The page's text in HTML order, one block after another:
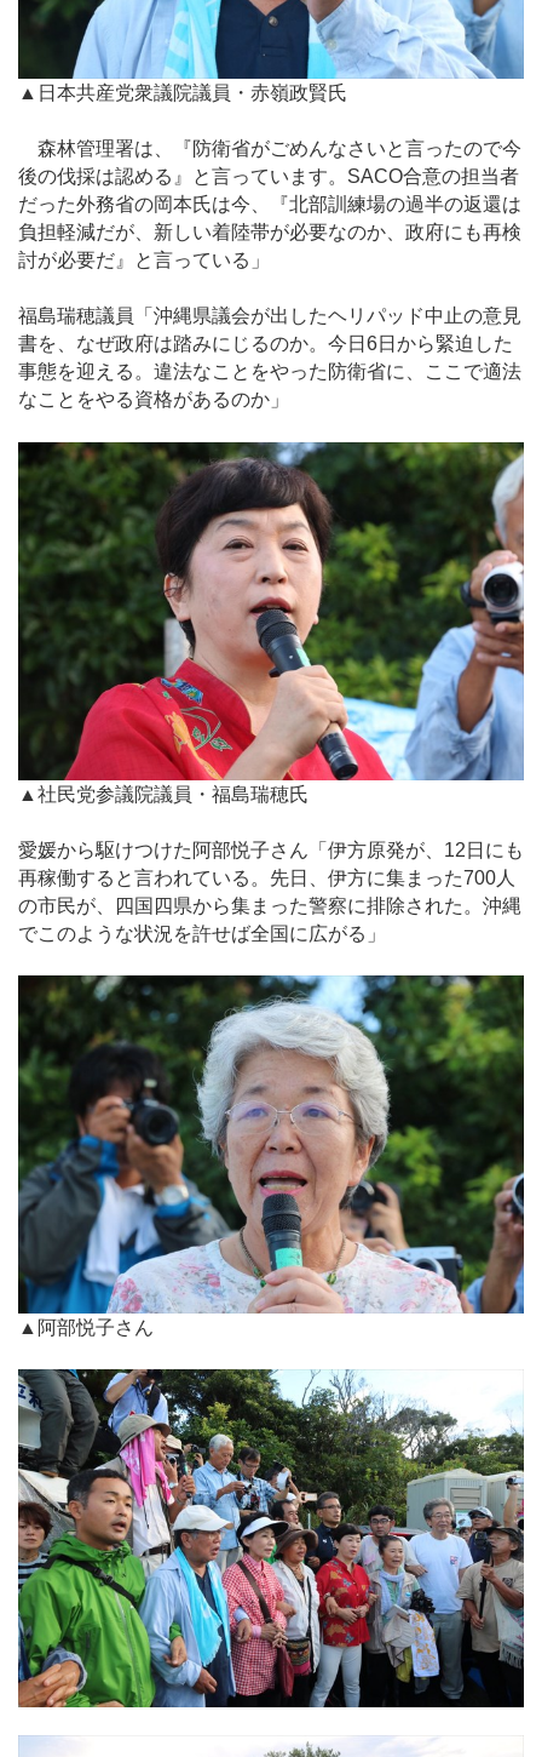
▲日本共産党衆議院議員・赤嶺政賢氏
森林管理署は、『防衛省がごめんなさいと言ったので今
後の伐採は認める』と言っています。SACO合意の担当者
だった外務省の岡本氏は今、『北部訓練場の過半の返還は
負担軽減だが、新しい着陸帯が必要なのか、政府にも再検
討が必要だ』と言っている」
福島瑞穂議員「沖縄県議会が出したヘリパッド中止の意見
書を、なぜ政府は踏みにじるのか。今日6日から緊迫した
事態を迎える。違法なことをやった防衛省に、ここで適法
なことをやる資格があるのか」
▲社民党参議院議員・福島瑞穂氏
愛媛から駆けつけた阿部悦子さん「伊方原発が、12日にも
再稼働すると言われている。先日、伊方に集まった700人
の市民が、四国四県から集まった警察に排除された。沖縄
でこのような状況を許せば全国に広がる」
▲阿部悦子さん